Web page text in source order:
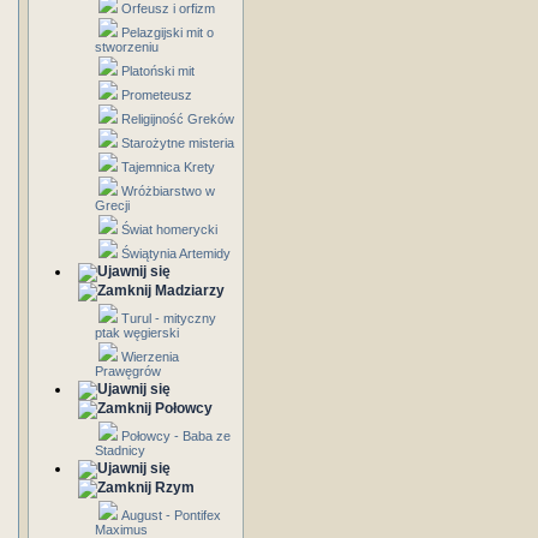
Orfeusz i orfizm
Pelazgijski mit o
stworzeniu
Platoński mit
Prometeusz
Religijność Greków
Starożytne misteria
Tajemnica Krety
Wróżbiarstwo w
Grecji
Świat homerycki
Świątynia Artemidy
Madziarzy
Turul - mityczny
ptak węgierski
Wierzenia
Prawęgrów
Połowcy
Połowcy - Baba ze
Stadnicy
Rzym
August - Pontifex
Maximus